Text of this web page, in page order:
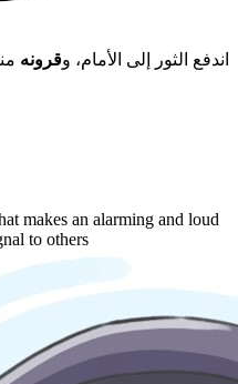
اندفع الثور إلى الأمام، وقرونه
makes an alarming and loud
to others